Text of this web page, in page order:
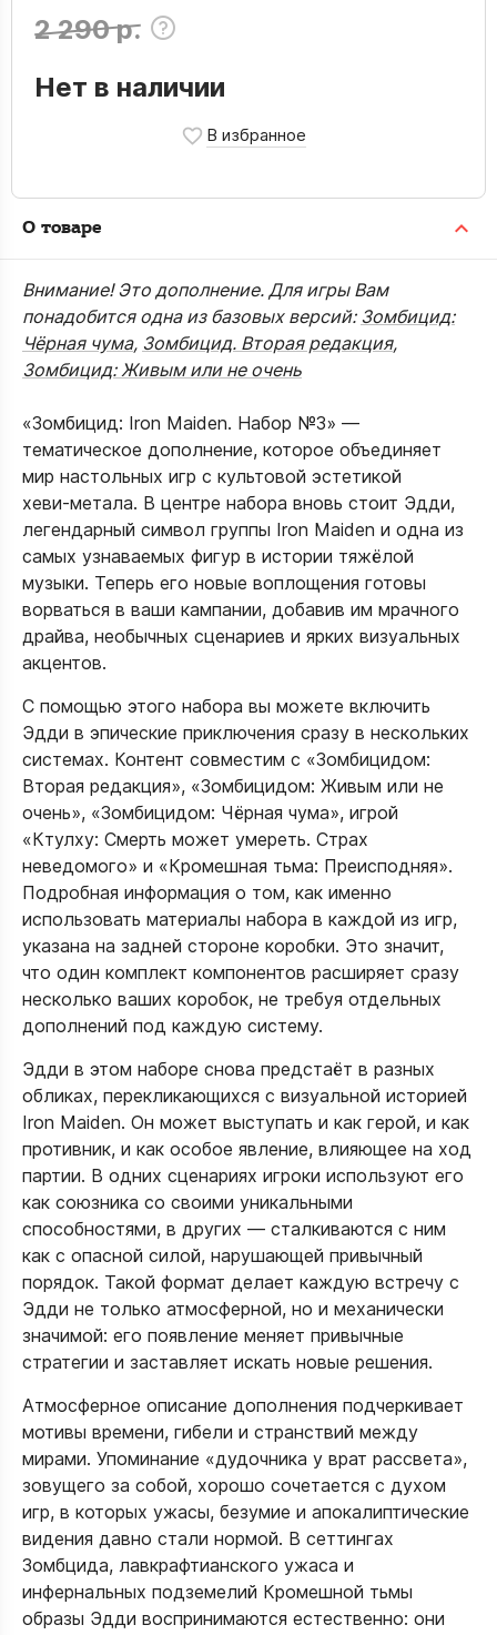
2 290 р.
Нет в наличии
О товаре
Внимание! Это дополнение. Для игры Вам
понадобится одна из базовых версий: Зомбицид:
Чёрная чума, Зомбицид. Вторая редакция,
Зомбицид: Живым или не очень
«Зомбицид: Iron Maiden. Набор №3» —
тематическое дополнение, которое объединяет
мир настольных игр с культовой эстетикой
хеви‑метала. В центре набора вновь стоит Эдди,
легендарный символ группы Iron Maiden и одна из
самых узнаваемых фигур в истории тяжёлой
музыки. Теперь его новые воплощения готовы
ворваться в ваши кампании, добавив им мрачного
драйва, необычных сценариев и ярких визуальных
акцентов.​
С помощью этого набора вы можете включить
Эдди в эпические приключения сразу в нескольких
системах. Контент совместим с «Зомбицидом:
Вторая редакция», «Зомбицидом: Живым или не
очень», «Зомбицидом: Чёрная чума», игрой
«Ктулху: Смерть может умереть. Страх
неведомого» и «Кромешная тьма: Преисподняя».
Подробная информация о том, как именно
использовать материалы набора в каждой из игр,
указана на задней стороне коробки. Это значит,
что один комплект компонентов расширяет сразу
несколько ваших коробок, не требуя отдельных
дополнений под каждую систему.​
Эдди в этом наборе снова предстаёт в разных
обликах, перекликающихся с визуальной историей
Iron Maiden. Он может выступать и как герой, и как
противник, и как особое явление, влияющее на ход
партии. В одних сценариях игроки используют его
как союзника со своими уникальными
способностями, в других — сталкиваются с ним
как с опасной силой, нарушающей привычный
порядок. Такой формат делает каждую встречу с
Эдди не только атмосферной, но и механически
значимой: его появление меняет привычные
стратегии и заставляет искать новые решения.​
Атмосферное описание дополнения подчеркивает
мотивы времени, гибели и странствий между
мирами. Упоминание «дудочника у врат рассвета»,
зовущего за собой, хорошо сочетается с духом
игр, в которых ужасы, безумие и апокалиптические
видения давно стали нормой. В сеттингах
Зомбцида, лавкрафтианского ужаса и
инфернальных подземелий Кромешной тьмы
образы Эдди воспринимаются естественно: они